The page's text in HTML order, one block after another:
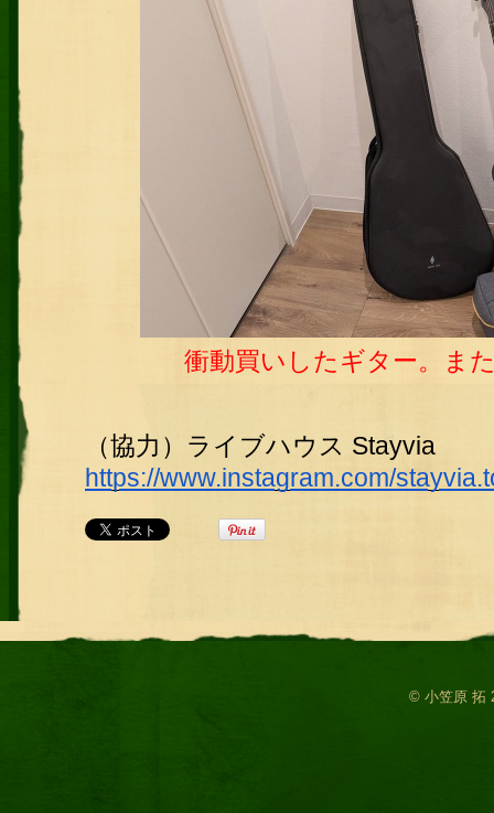
衝動買いしたギター。ま
（協力）ライブハウス Stayvia
https://www.instagram.com/
© 小笠原 拓